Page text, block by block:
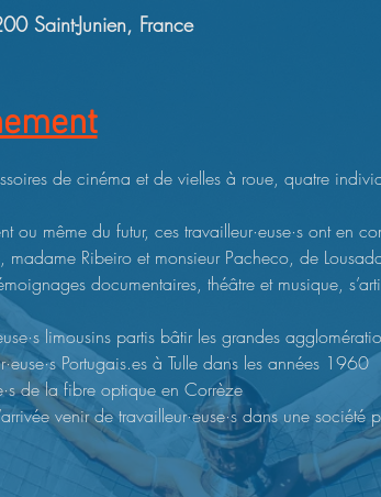
Saint-Junien, France
de cinéma et de vielles à roue, quatre
ou même du futur, ces travailleur·euse·s ont en
madame Ribeiro et monsieur Pacheco, de
documentaires, théâtre et musique,
limousins partis bâtir les grandes
Portugais.es à Tulle dans les années 1960
de la fibre optique en Corrèze
venir de travailleur·euse·s dans une société